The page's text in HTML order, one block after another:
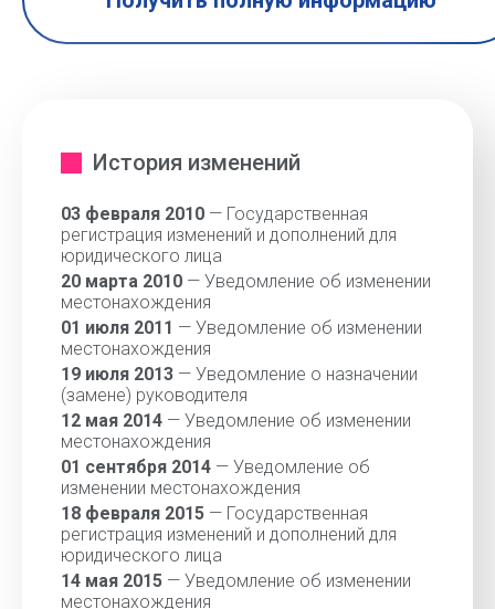
История изменений
03 февраля 2010 — Государственная
регистрация изменений и дополнений для
юридического лица
20 марта 2010 — Уведомление об изменении
местонахождения
01 июля 2011 — Уведомление об изменении
местонахождения
19 июля 2013 — Уведомление о назначении
(замене) руководителя
12 мая 2014 — Уведомление об изменении
местонахождения
01 сентября 2014 — Уведомление об
изменении местонахождения
18 февраля 2015 — Государственная
регистрация изменений и дополнений для
юридического лица
14 мая 2015 — Уведомление об изменении
местонахождения